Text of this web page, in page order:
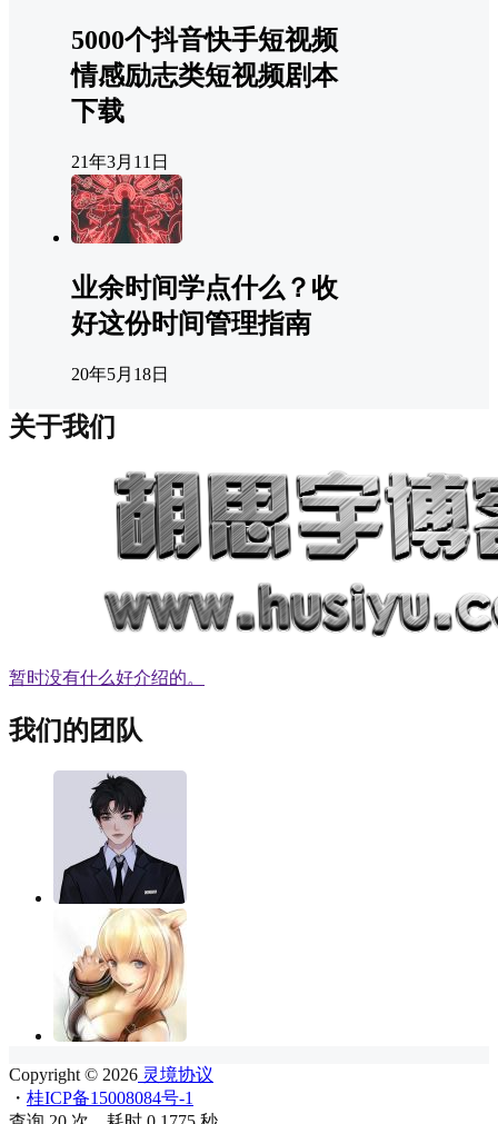
5000个抖音快手短视频
情感励志类短视频剧本
下载
21年3月11日
业余时间学点什么？收
好这份时间管理指南
20年5月18日
关于我们
暂时没有什么好介绍的。
我们的团队
Copyright © 2026 灵境协议
・ 桂ICP备15008084号-1